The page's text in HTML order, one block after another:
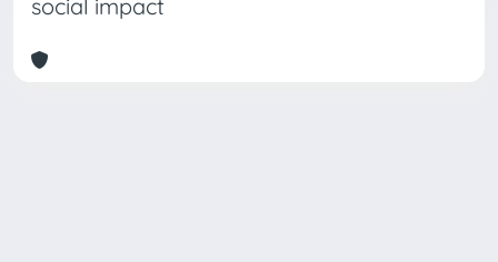
social impact